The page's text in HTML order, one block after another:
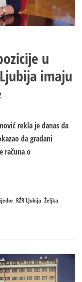
u
imaju
rekla je danas da
da građani
računa o
RŽR LJubija Željka